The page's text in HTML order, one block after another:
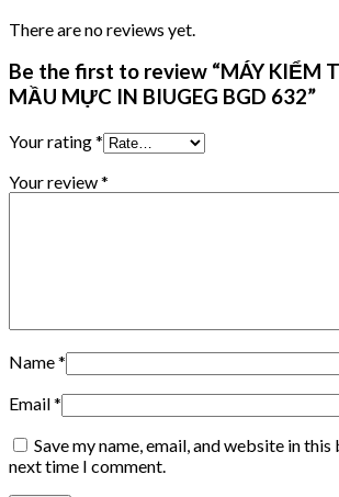
There are no reviews yet.
Be the first to review “MÁY KIỂM
MẦU MỰC IN BIUGEG BGD 632”
Your rating*
Your review*
Name*
Email*
Save my name, email, and website in
next time I comment.